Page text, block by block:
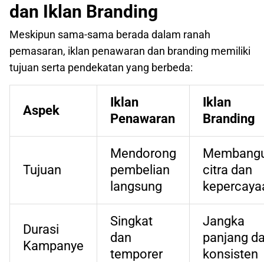
dan Iklan Branding
Meskipun sama-sama berada dalam ranah
pemasaran, iklan penawaran dan branding memiliki
tujuan serta pendekatan yang berbeda:
Aspek
Iklan
Penawaran
Iklan
Branding
Tujuan
Mendorong
pembelian
langsung
citra dan
Durasi
Kampanye
Singkat
dan
temporer
Jangka
panjang
konsisten